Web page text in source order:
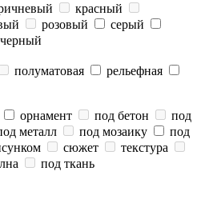
красный
розовый
серый
черный
полуматовая
рельефная
орнамент под бетон
под
металл под мозаику
под
сюжет
текстура
под ткань